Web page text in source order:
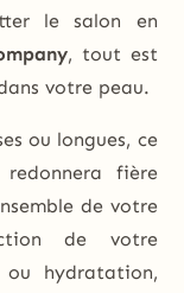
le salon en
, tout est
votre peau.
ou longues, ce
fière
de votre
de votre
ou hydratation,